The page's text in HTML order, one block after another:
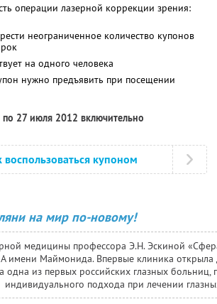
операции лазерной коррекции зрения:
неограниченное количество купонов
на одного человека
нужно предъявить при посещении
по 27 июля 2012 включительно
воспользоваться купоном
на мир по-новому!
медицины профессора Э.Н. Эскиной
имени Маймонида. Впервые клиника
одна из первых российских глазных больниц,
индивидуального подхода при лечении